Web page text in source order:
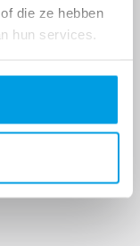
die ze hebben
hun services.